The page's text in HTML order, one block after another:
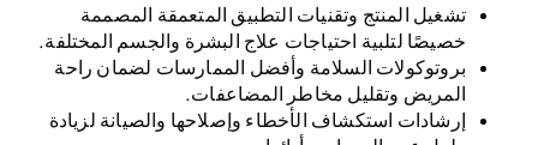
تشغيل المنتج وتقنيات التطبيق المتعمقة المصممة
خصيصًا لتلبية احتياجات علاج البشرة والجسم المختلفة.
بروتوكولات السلامة وأفضل الممارسات لضمان راحة
المريض وتقليل مخاطر المضاعفات.
إرشادات استكشاف الأخطاء وإصلاحها والصيانة لزيادة